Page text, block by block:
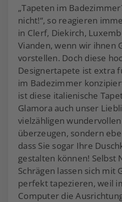
„Tapeten im
nicht!“, so reagieren
in Clerf, Diekirch,
Vianden, wenn wir ihnen
vorstellen. Doch diese
Designertapete ist extra
im Badezimmer
ist diese italienische
Glamora auch unser
vielzähligen
überzeugen, sondern
dass Sie sogar Ihre
gestalten können! Selbst
Schrägen lassen sich mit
perfekt tapezieren, weil
Computer die